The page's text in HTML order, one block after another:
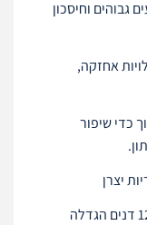
גבוהים וחיסכון
אחזקה,
כדי שיפור
אורך חיים ממוצע של מצבר ליתיום – 12-15 דנים הגדלה